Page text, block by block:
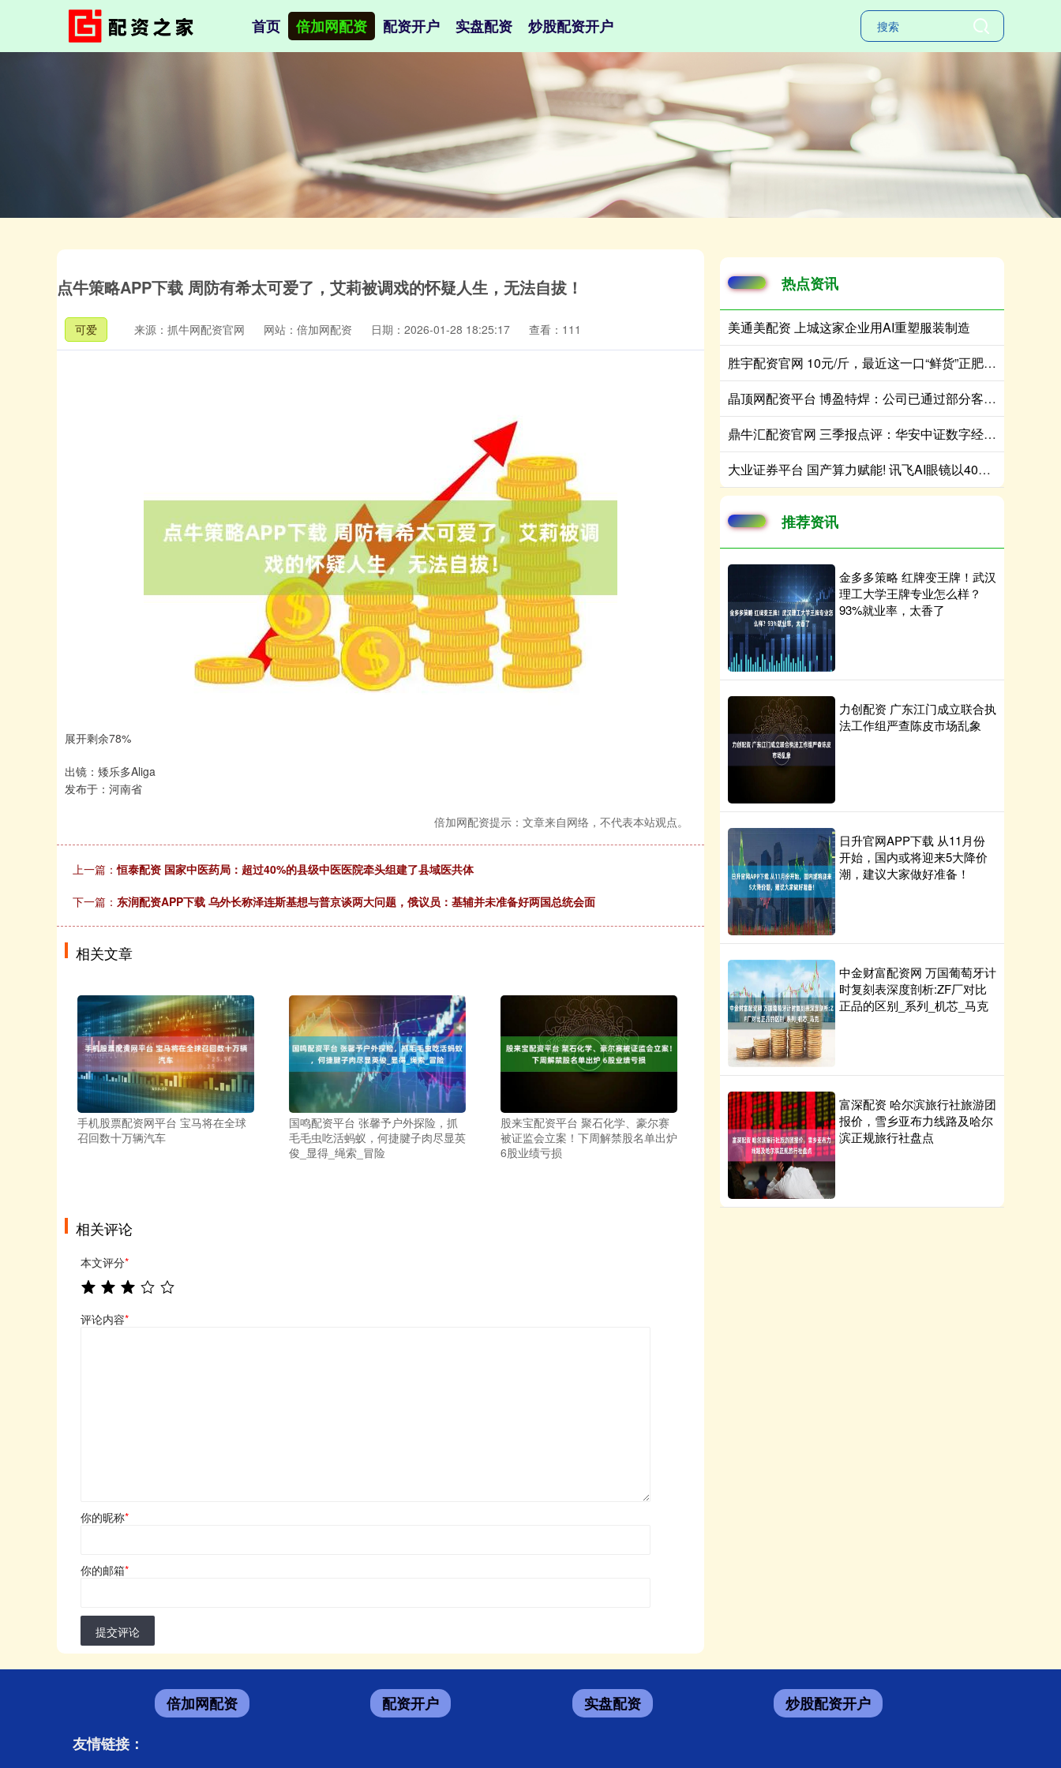
首页 倍加网配资 配资开户 实盘配资 炒股配资开户
点牛策略APP下载 周防有希太可爱了，艾莉被调戏的怀疑人生，无法自拔！
可爱 来源：抓牛网配资官网 网站：倍加网配资 日期：2026-01-28 18:25:17 查看：111
展开剩余78%
出镜：矮乐多Aliga
发布于：河南省
倍加网配资提示：文章来自网络，不代表本站观点。
上一篇：恒泰配资 国家中医药局：超过40%的县级中医医院牵头组建了县域医共体
下一篇： 东润配资APP下载 乌外长称泽连斯基想与普京谈两大问题，俄议员：基辅并未准备好两国总统会面
相关文章
手机股票配资网平台 宝马将在全球
召回数十万辆汽车
国鸣配资平台 张馨予户外探险，抓
毛毛虫吃活蚂蚁，何捷腱子肉尽显英
俊_显得_绳索_冒险
股来宝配资平台 聚石化学、豪尔赛
被证监会立案！下周解禁股名单出炉
6股业绩亏损
相关评论
本文评分*
评论内容*
你的昵称*
你的邮箱*
提交评论
热点资讯
美通美配资 上城这家企业用AI重塑服装制造
胜宇配资官网 10元/斤，最近这一口“鲜货”正肥！摊主：一天上百斤不够卖
晶顶网配资平台 博盈特焊：公司已通过部分客户的生产体系认证并获得相应订单
鼎牛汇配资官网 三季报点评：华安中证数字经济主题ETF基金季度涨幅39.88%
大业证券平台 国产算力赋能! 讯飞AI眼镜以40克轻量化设计开启跨国商务沟通新范式
推荐资讯
金多多策略 红牌变王牌！武汉
理工大学王牌专业怎么样？
93%就业率，太香了
力创配资 广东江门成立联合执
法工作组严查陈皮市场乱象
日升官网APP下载 从11月份
开始，国内或将迎来5大降价
潮，建议大家做好准备！
中金财富配资网 万国葡萄牙计
时复刻表深度剖析:ZF厂对比
正品的区别_系列_机芯_马克
富深配资 哈尔滨旅行社旅游团
报价，雪乡亚布力线路及哈尔
滨正规旅行社盘点
倍加网配资 配资开户 实盘配资
炒股配资开户
友情链接：